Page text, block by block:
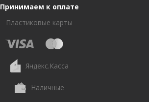
Принимаем к оплате
Пластиковые карты
Яндекс.Касса
Наличные